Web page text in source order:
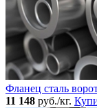
Фланец сталь
11 148 руб./кг.